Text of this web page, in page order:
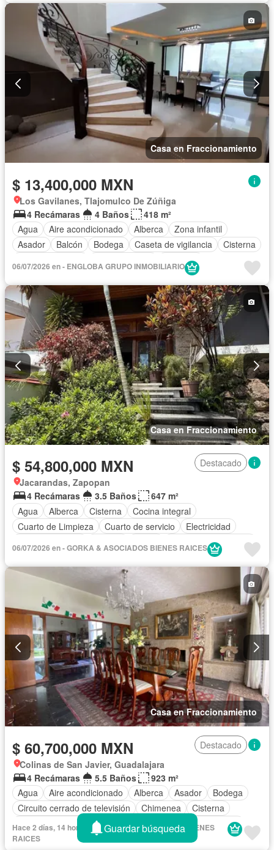
Casa en Fraccionamiento
$ 13,400,000 MXN
Los Gavilanes, Tlajomulco De Zúñiga
4 Recámaras
4 Baños
418 m²
Agua
Aire acondicionado Alberca
Zona infantil
Asador
Balcón Bodega Caseta de vigilancia
Cisterna
Conserje
Electricidad
Estacionamiento
Gas natural Internet Jacuzzi
Jardín
Despacho
Recámara con closet
Azotea
Sala polivalente
Seguridad Terraza
Vista panorámica
Zonas verdes
Sin amueblar
06/07/2026 en - ENGLOBA GRUPO INMOBILIARIO
Casa en Fraccionamiento
$ 54,800,000 MXN
Destacado
Jacarandas, Zapopan
4 Recámaras
3.5 Baños
647 m²
Agua
Alberca Cisterna
Cocina integral
Cuarto de Limpieza
Cuarto de servicio
Electricidad
Recámara con closet
06/07/2026 en - GORKA & ASOCIADOS BIENES RAICES
Casa en Fraccionamiento
$ 60,700,000 MXN
Destacado
Colinas de San Javier, Guadalajara
4 Recámaras
5.5 Baños
923 m²
Agua
Aire acondicionado Alberca Asador
Bodega
Circuito cerrado de televisión
Chimenea
Cisterna
Cocina equipada
Cocina integral
Cuarto de Limpieza
Cuarto de servicio
Estacionamiento
Hace 2 días, 14 horas en - GORKA & ASOCIADOS BIENES
RAICES
Guardar búsqueda